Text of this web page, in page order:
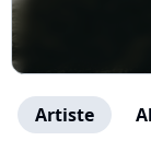
Artiste